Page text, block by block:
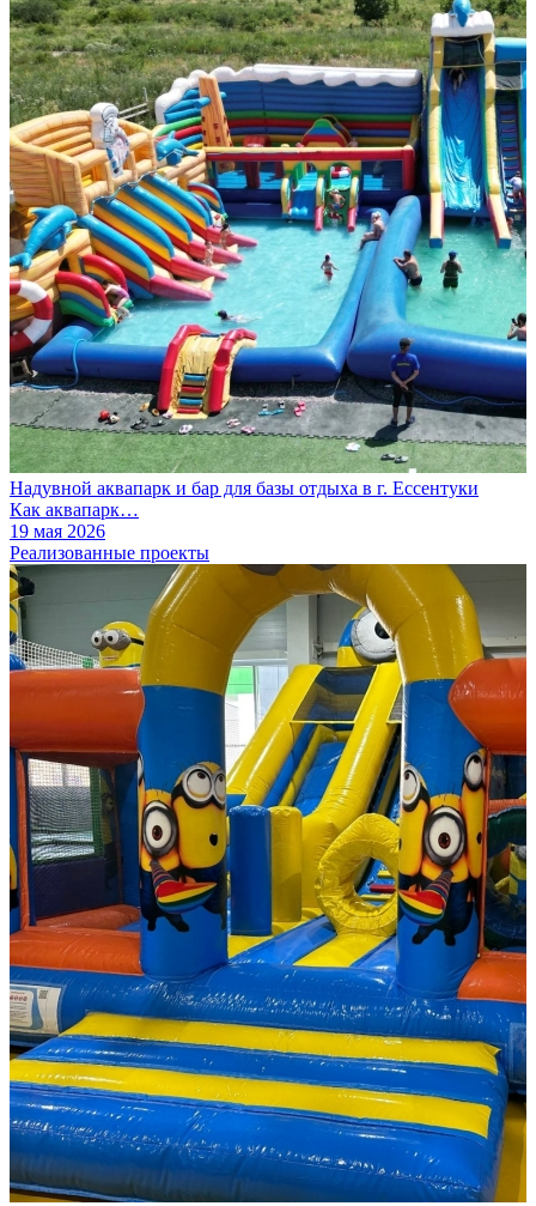
Надувной аквапарк и бар для базы отдыха в г. Ессентуки
Как аквапарк…
19 мая 2026
Реализованные проекты